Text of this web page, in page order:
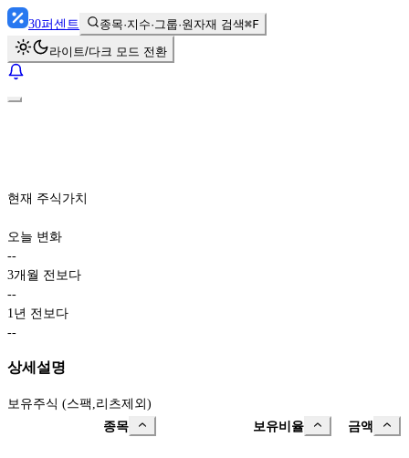
30퍼센트 종목·지수·그룹·원자재 검색⌘F
라이트/다크 모드 전환
현재 주식가치
오늘 변화
--
3개월 전보다
--
1년 전보다
--
상세설명
보유주식 (스팩,리츠제외)
종목
보유비율 금액